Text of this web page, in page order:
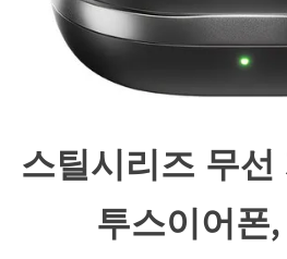
스틸시리즈 무
투스이어